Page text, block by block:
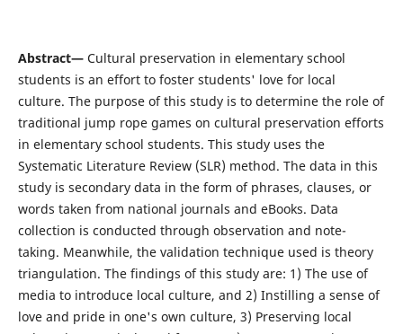
Abstract—Cultural preservation in elementary school
students is an effort to foster students' love for local
culture. The purpose of this study is to determine the role of
traditional jump rope games on cultural preservation efforts
in elementary school students. This study uses the
Systematic Literature Review (SLR) method. The data in this
study is secondary data in the form of phrases, clauses, or
words taken from national journals and eBooks. Data
collection is conducted through observation and note-
taking. Meanwhile, the validation technique used is theory
triangulation. The findings of this study are: 1) The use of
media to introduce local culture, and 2) Instilling a sense of
love and pride in one's own culture, 3) Preserving local